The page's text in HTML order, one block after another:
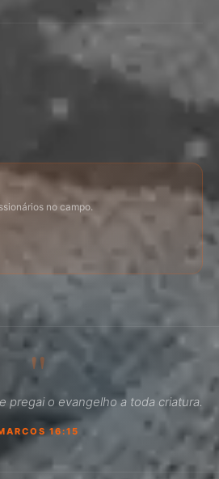
no campo.
"
pregai o evangelho a toda criatura.
16:15